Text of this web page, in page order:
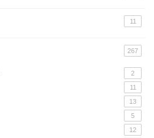
11
267
2
11
13
5
12